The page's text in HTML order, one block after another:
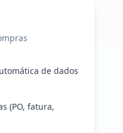
de dados
(PO, fatura,